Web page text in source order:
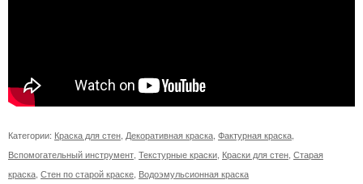
Категории: Краска для стен Декоративная краска Фактурная краска
Вспомогательный инструмент Текстурные краски Краски для стен Старая
краска Стен по старой краске Водоэмульсионная краска